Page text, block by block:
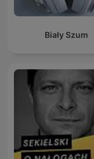
Biały Szum